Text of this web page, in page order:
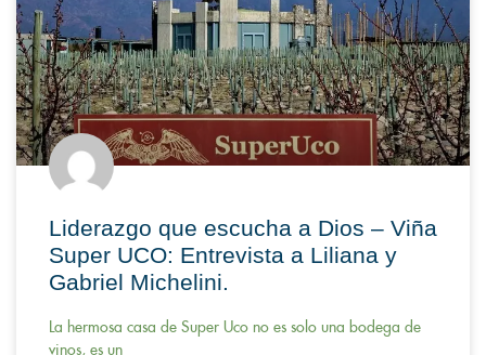
Liderazgo que escucha a Dios – Viña
Super UCO: Entrevista a Liliana y
Gabriel Michelini.
La hermosa casa de Super Uco no es solo una bodega de
vinos, es un